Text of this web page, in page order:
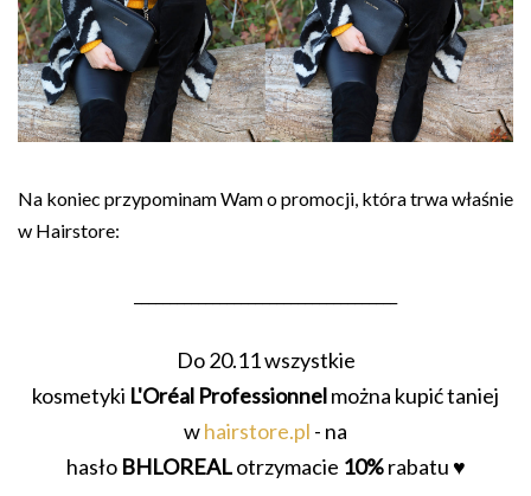
Na koniec przypominam Wam o promocji, która trwa właśnie
w Hairstore:
Do 20.11 wszystkie
kosmetyki L'Oréal Professionnelmożna kupić taniej
whairstore.pl - na
hasło BHLOREALotrzymacie 10%rabatu ♥